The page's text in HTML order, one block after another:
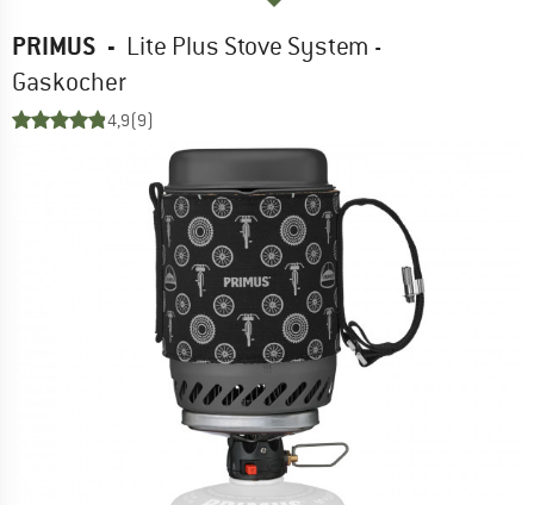
PRIMUS - Lite Plus Stove System -
Gaskocher
4,9(9)